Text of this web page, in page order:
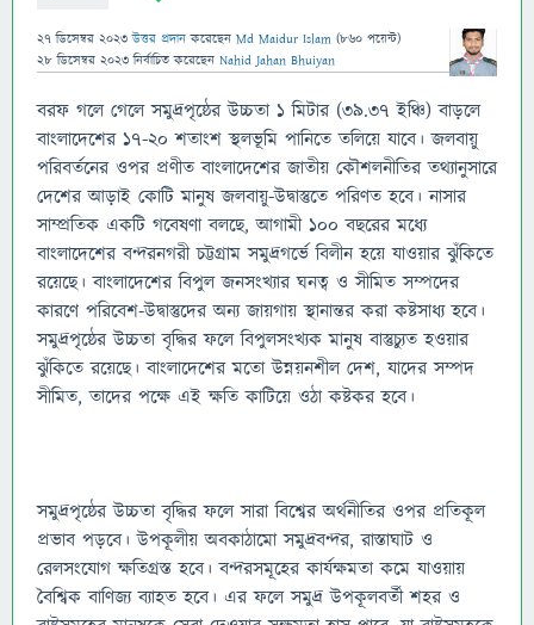
27 ডিসেম্বর 2023 উত্তর প্রদান করেছেন Md Maidur Islam (860 পয়েন্ট)
28 ডিসেম্বর 2023 নির্বাচিত করেছেন Nahid Jahan Bhuiyan
বরফ গলে গেলে সমুদ্রপৃষ্ঠের উচ্চতা ১ মিটার (৩৯.৩৭ ইঞ্চি) বাড়লে
বাংলাদেশের ১৭-২০ শতাংশ স্থলভূমি পানিতে তলিয়ে যাবে। জলবায়ু
পরিবর্তনের ওপর প্রণীত বাংলাদেশের জাতীয় কৌশলনীতির তথ্যানুসারে
দেশের আড়াই কোটি মানুষ জলবায়ু-উদ্বাস্তুতে পরিণত হবে। নাসার
সাম্প্রতিক একটি গবেষণা বলছে, আগামী ১০০ বছরের মধ্যে
বাংলাদেশের বন্দরনগরী চট্টগ্রাম সমুদ্রগর্ভে বিলীন হয়ে যাওয়ার ঝুঁকিতে
রয়েছে। বাংলাদেশের বিপুল জনসংখ্যার ঘনত্ব ও সীমিত সম্পদের
কারণে পরিবেশ-উদ্বাস্তুদের অন্য জায়গায় স্থানান্তর করা কষ্টসাধ্য হবে।
সমুদ্রপৃষ্ঠের উচ্চতা বৃদ্ধির ফলে বিপুলসংখ্যক মানুষ বাস্তুচ্যুত হওয়ার
ঝুঁকিতে রয়েছে। বাংলাদেশের মতো উন্নয়নশীল দেশ, যাদের সম্পদ
সীমিত, তাদের পক্ষে এই ক্ষতি কাটিয়ে ওঠা কষ্টকর হবে।
সমুদ্রপৃষ্ঠের উচ্চতা বৃদ্ধির ফলে সারা বিশ্বের অর্থনীতির ওপর প্রতিকূল
প্রভাব পড়বে। উপকূলীয় অবকাঠামো সমুদ্রবন্দর, রাস্তাঘাট ও
রেলসংযোগ ক্ষতিগ্রস্ত হবে। বন্দরসমূহের কার্যক্ষমতা কমে যাওয়ায়
বৈশ্বিক বাণিজ্য ব্যাহত হবে। এর ফলে সমুদ্র উপকূলবর্তী শহর ও